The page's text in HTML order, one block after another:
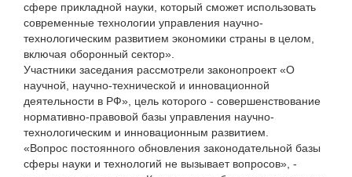
сфере прикладной науки, который сможет использовать
современные технологии управления научно-
технологическим развитием экономики страны в целом,
включая оборонный сектор».
Участники заседания рассмотрели законопроект «О
научной, научно-технической и инновационной
деятельности в РФ», цель которого - совершенствование
нормативно-правовой базы управления научно-
технологическим и инновационным развитием.
«Вопрос постоянного обновления законодательной базы
сферы науки и технологий не вызывает вопросов», -